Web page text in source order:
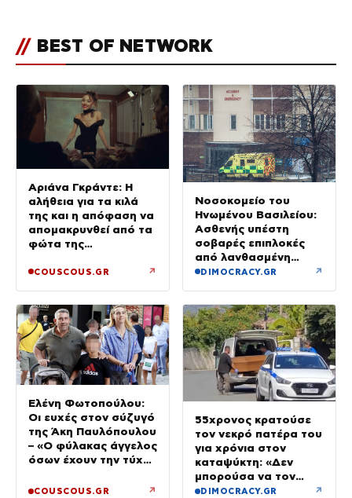
// BEST OF NETWORK
Αριάνα Γκράντε: Η
αλήθεια για τα κιλά
της και η απόφαση να
απομακρυνθεί από τα
φώτα της
COUSCOUS.GR ↗
Νοσοκομείο του
Ηνωμένου Βασιλείου:
Ασθενής υπέστη
σοβαρές επιπλοκές
από λανθασμένη
σύνδεση εντέρου και
DIMOCRACY.GR ↗
Ελένη Φωτοπούλου:
Οι ευχές στον σύζυγό
της Άκη Παυλόπουλου
– «Ο φύλακας άγγελος
όσων έχουν την τύχη
του»
COUSCOUS.GR ↗
55χρονος κρατούσε
τον νεκρό πατέρα του
για χρόνια στον
καταψύκτη: «Δεν
μπορούσα να τον
αποχωριστώ»
DIMOCRACY.GR ↗